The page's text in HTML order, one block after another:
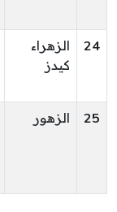
24
الزهراء
كيدز
25 الزهور